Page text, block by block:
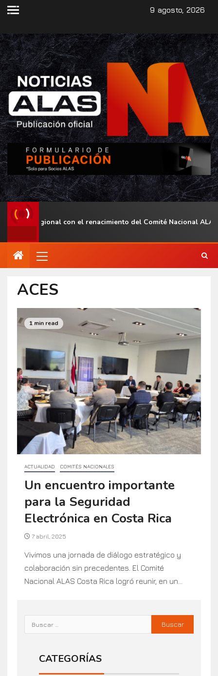
9 agosto, 2026
regional con el renacimiento del Comité Nacional ALAS
ACES
1 min read
ACTUALIDAD COMITÉS NACIONALES
Un encuentro importante
para la Seguridad
Electrónica en Costa Rica
7 abril, 2025
Vivimos una jornada de diálogo estratégico y
colaboración sin precedentes. El Comité
Nacional ALAS Costa Rica logró reunir, en un...
CATEGORÍAS